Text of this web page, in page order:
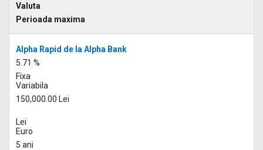
Valuta
Perioada maxima
Alpha Rapid de la Alpha Bank
5.71 %
Fixa
Variabila
150,000.00 Lei
Lei
Euro
5 ani